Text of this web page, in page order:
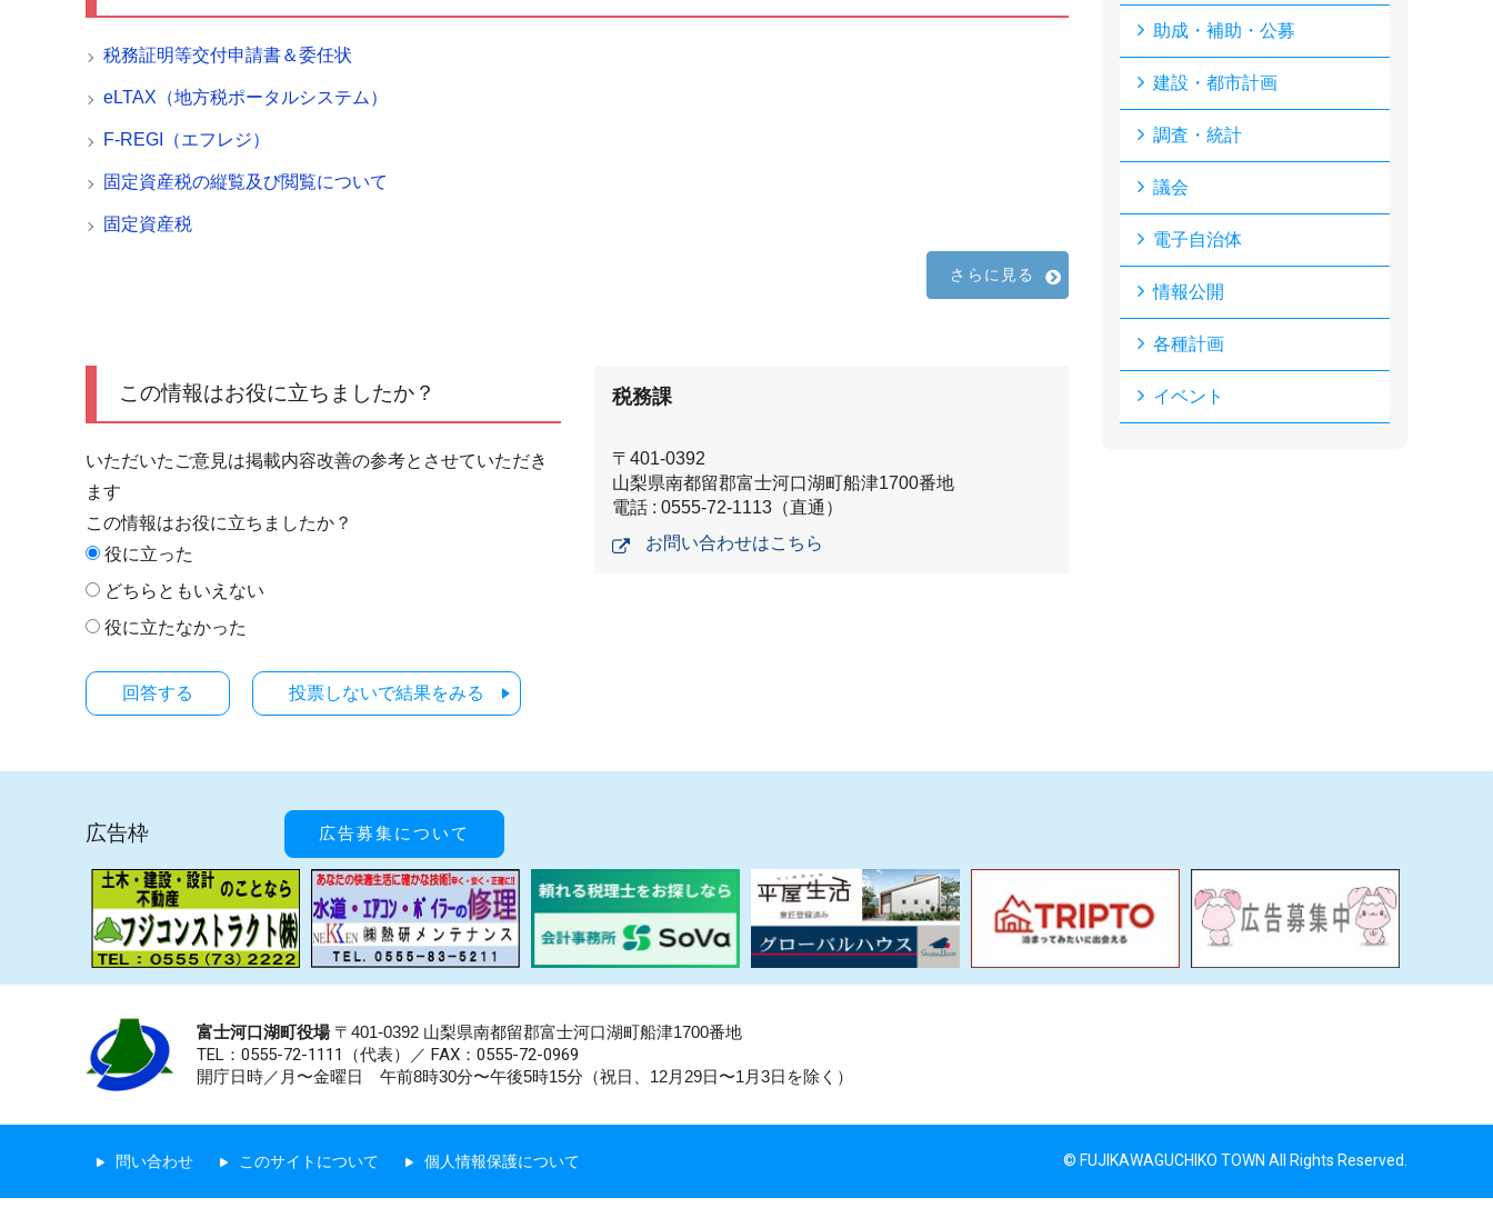
税務証明等交付申請書＆委任状
eLTAX（地方税ポータルシステム）
F-REGI（エフレジ）
固定資産税の縦覧及び閲覧について
固定資産税
さらに見る
この情報はお役に立ちましたか？
いただいたご意見は掲載内容改善の参考とさせていただき
ます
この情報はお役に立ちましたか？
役に立った
どちらともいえない
役に立たなかった
投票しないで結果をみる
税務課
〒401-0392
山梨県南都留郡富士河口湖町船津1700番地
電話 : 0555-72-1113（直通）
お問い合わせはこちら
助成・補助・公募
建設・都市計画
調査・統計
議会
電子自治体
情報公開
各種計画
イベント
広告枠 広告募集について
富士河口湖町役場〒401-0392 山梨県南都留郡富士河口湖町船津1700番地
TEL：0555-72-1111 （代表）／ FAX：0555-72-0969
開庁日時／月〜金曜日 午前8時30分〜午後5時15分（祝日、12月29日〜1月3日を除く）
問い合わせ このサイトについて 個人情報保護について © FUJIKAWAGUCHIKO TOWN All Rights Reserved.